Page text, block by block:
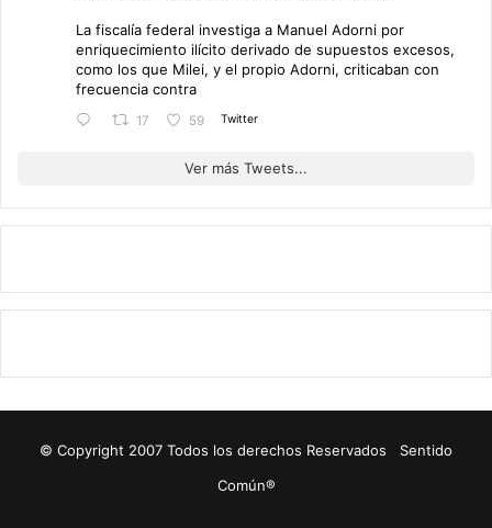
La fiscalía federal investiga a Manuel Adorni por
enriquecimiento ilícito derivado de supuestos excesos,
como los que Milei, y el propio Adorni, criticaban con
frecuencia contra
17 59 Twitter
Ver más Tweets...
© Copyright 2007 Todos los derechos Reservados Sentido
Común®